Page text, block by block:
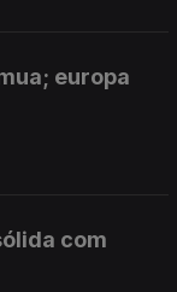
europa
com